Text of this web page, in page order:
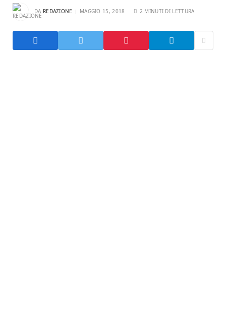
DA REDAZIONE MAGGIO 15, 2018 2 MINUTI DI LETTURA